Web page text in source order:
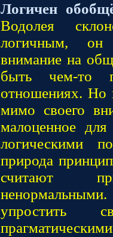
Логичен
Водолея
логичным, он
внимание на
быть чем-то
отношениях. Но
мимо своего
малоценное
логическими
природа
считают
ненормальными.
упростить